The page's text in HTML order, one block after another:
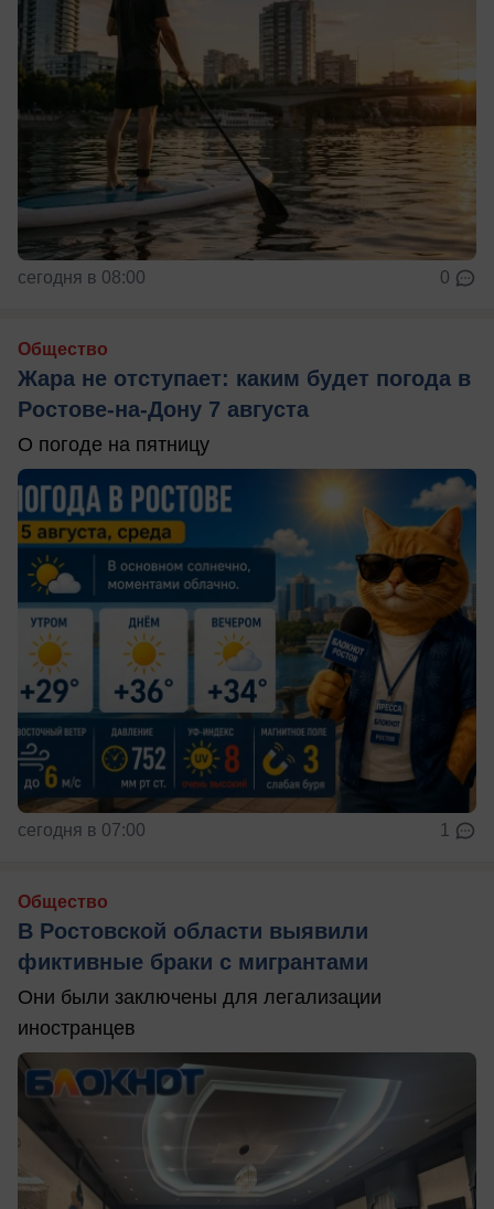
сегодня в 08:00 0
Общество
Жара не отступает: каким будет погода в
Ростове-на-Дону 7 августа
О погоде на пятницу
сегодня в 07:00 1
Общество
В Ростовской области выявили
фиктивные браки с мигрантами
Они были заключены для легализации
иностранцев